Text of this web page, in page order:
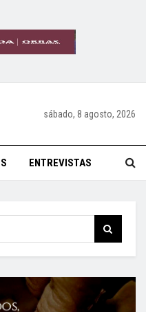
sábado, 8 agosto, 2026
ENTREVISTAS